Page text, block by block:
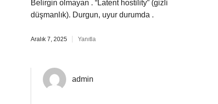
Belirgin olmayan . “Latent hostility” (gizli
düşmanlık). Durgun, uyur durumda .
Aralık 7, 2025 Yanıtla
admin